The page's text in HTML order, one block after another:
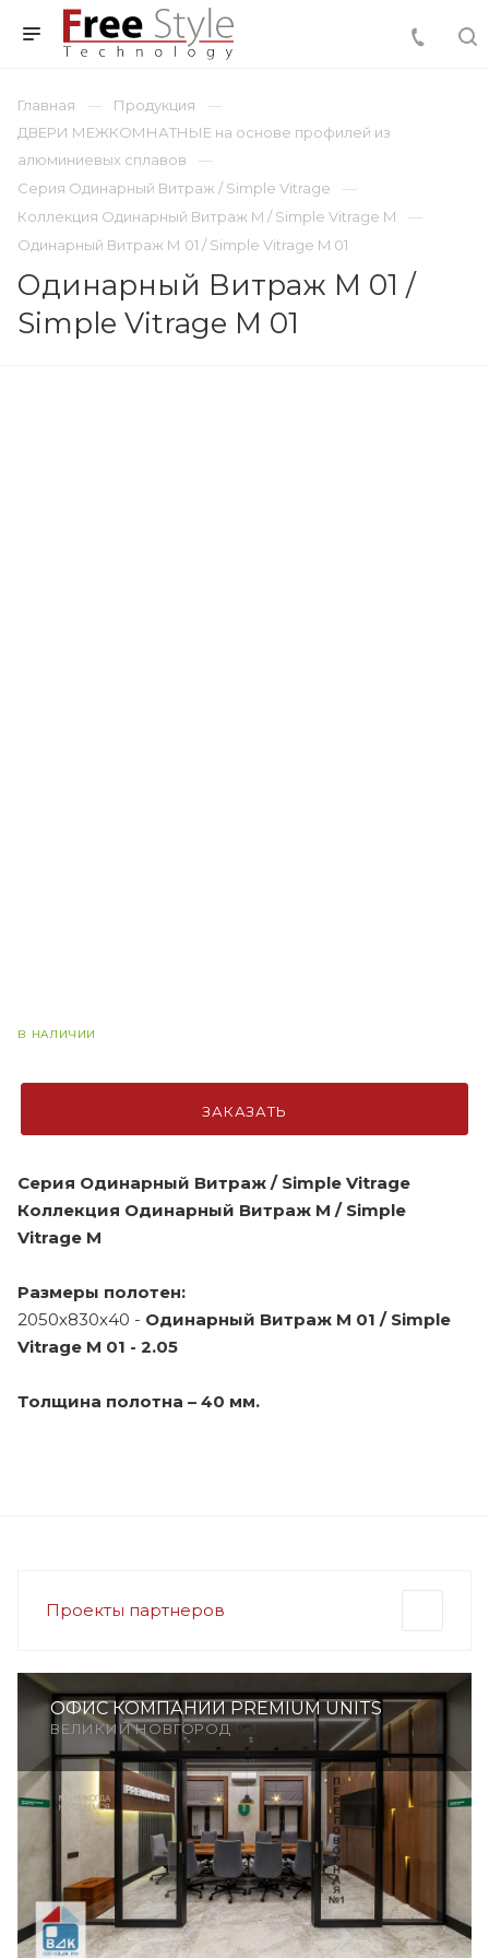
Главная
Продукция
ДВЕРИ МЕЖКОМНАТНЫЕ на основе профилей из
алюминиевых сплавов
Серия Одинарный Витраж / Simple Vitrage
Коллекция Одинарный Витраж M / Simple Vitrage M
Одинарный Витраж М 01 / Simple Vitrage M 01
Одинарный Витраж М 01 /
Simple Vitrage M 01
В НАЛИЧИИ
ЗАКАЗАТЬ
Серия Одинарный Витраж / Simple Vitrage
Коллекция Одинарный Витраж М / Simple
Vitrage M
Размеры полотен:
2050х830х40 - Одинарный Витраж М 01 / Simple
Vitrage M 01 - 2.05
Толщина полотна – 40 мм.
Проекты партнеров
ОФИС КОМПАНИИ PREMIUM UNITS
ВЕЛИКИЙ НОВГОРОД